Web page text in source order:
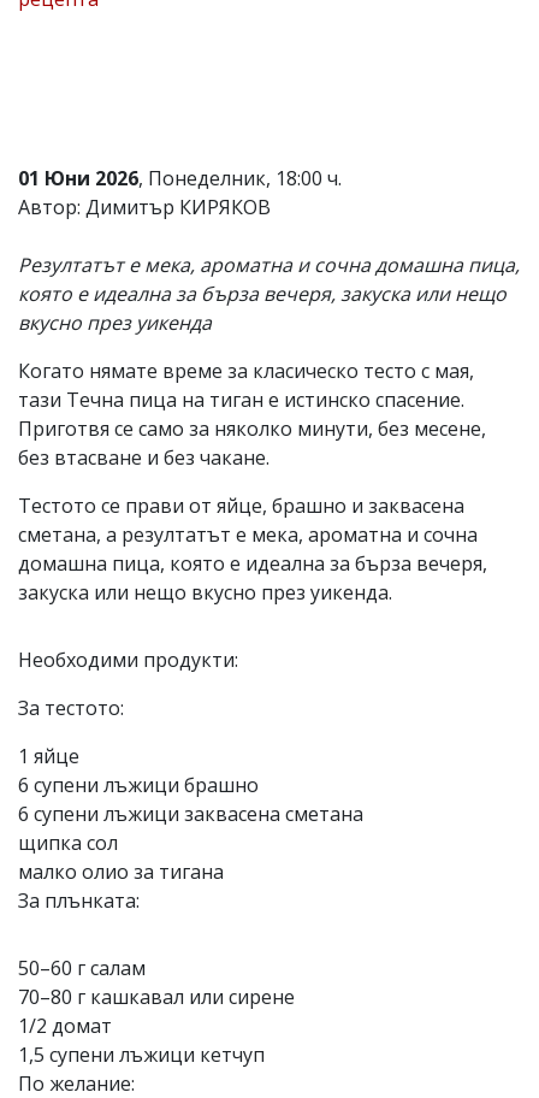
и
редакцията
не
отговорност
за
тях!
Ако
обиден
за
коментар,
моля
ни!
01 Юни 2026, Понеделник, 18:00 ч.
Автор: Димитър КИРЯКОВ
Резултатът е мека, ароматна и сочна домашна пица,
която е идеална за бърза вечеря, закуска или нещо
вкусно през уикенда
Когато нямате време за класическо тесто с мая,
тази Течна пица на тиган е истинско спасение.
Приготвя се само за няколко минути, без месене,
без втасване и без чакане.
Тестото се прави от яйце, брашно и заквасена
сметана, а резултатът е мека, ароматна и сочна
домашна пица, която е идеална за бърза вечеря,
закуска или нещо вкусно през уикенда.
Необходими продукти:
За тестото:
1 яйце
6 супени лъжици брашно
6 супени лъжици заквасена сметана
щипка сол
малко олио за тигана
За плънката:
50–60 г салам
70–80 г кашкавал или сирене
1/2 домат
1,5 супени лъжици кетчуп
По желание: